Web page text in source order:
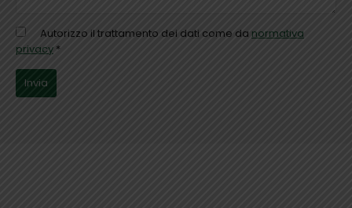
Autorizzo il trattamento dei dati come da normativa
privacy *